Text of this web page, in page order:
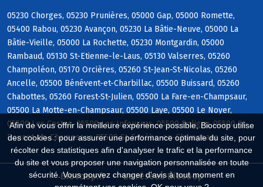
Afin de vous offrir la meilleure expérience possible, Biocoop utilise
des cookies : pour assurer une performance optimale du site, pour
récolter des statistiques afin d'analyser le trafic et la performance
du site et vous proposer une navigation personnalisée en toute
sécurité. Vous pouvez changer d'avis à tout moment en
05230 Chorges, 05230 Prunières, 05000 Gap, 05000 Romette,
05400 Rabou, 05230 Avançon, 05230 La Bâtie-Neuve, 05000 La
Bâtie-Vieille, 05000 La Rochette, 05230 Montgardin, 05000
Rambaud, 05130 St-Etienne-le-Laus, 05130 Valserres, 05260
Champoléon, 05170 Orcières, 05260 St-Jean-St-Nicolas, 05260
Ancelle, 05500 Bénévent-et-Charbillac, 05500 Buissard, 05260
Chabottes, 05260 Forest-St-Julien, 05500 La Fare-en-Champsaur,
05500 La Motte-en-Champsaur, 05500 Laye, 05500 Le Noyer,
05500 Les Costes, 05500 Les Infournas, 05500 Poligny, 05500 St-
Bonnet-en-Champsaur, 05500 St-Eusèbe-en-Champsaur
Biocoop.fr Le réseau Biocoop